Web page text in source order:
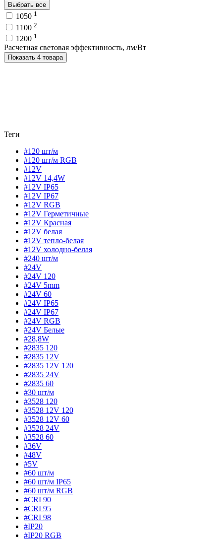
Выбрать все
1050 1
1100 2
1200 1
Расчетная световая эффективность, лм/Вт
Показать 4 товара
Теги
#120 шт/м
#120 шт/м RGB
#12V
#12V 14,4W
#12V IP65
#12V IP67
#12V RGB
#12V Герметичные
#12V Красная
#12V белая
#12V тепло-белая
#12V холодно-белая
#240 шт/м
#24V
#24V 120
#24V 5mm
#24V 60
#24V IP65
#24V IP67
#24V RGB
#24V Белые
#28,8W
#2835 120
#2835 12V
#2835 12V 120
#2835 24V
#2835 60
#30 шт/м
#3528 120
#3528 12V 120
#3528 12V 60
#3528 24V
#3528 60
#36V
#48V
#5V
#60 шт/м
#60 шт/м IP65
#60 шт/м RGB
#CRI 90
#CRI 95
#CRI 98
#IP20
#IP20 RGB